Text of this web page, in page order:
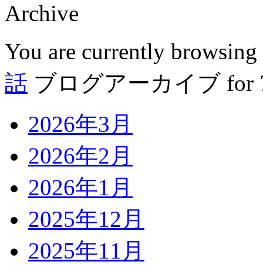
Archive
You are currently
話 ブログアーカイブ for
2026年3月
2026年2月
2026年1月
2025年12月
2025年11月